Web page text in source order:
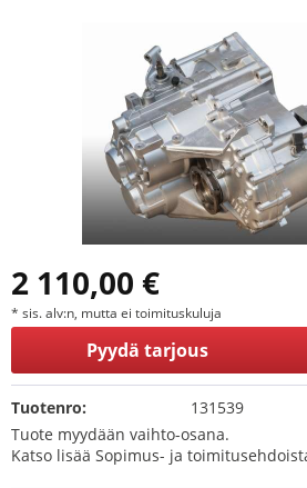
2 110,00 €
* sis. alv:n, mutta ei toimituskuluja
Pyydä tarjous
Tuotenro:
131539
Tuote myydään vaihto-osana.
Katso lisää Sopimus- ja